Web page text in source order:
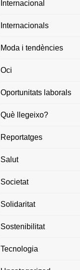
Internacional
Internacionals
Moda i tendències
Oci
Oportunitats laborals
Què llegeixo?
Reportatges
Salut
Societat
Solidaritat
Sostenibilitat
Tecnologia